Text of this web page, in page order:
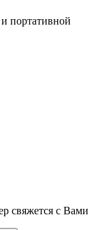
портативной
свяжется с Вами